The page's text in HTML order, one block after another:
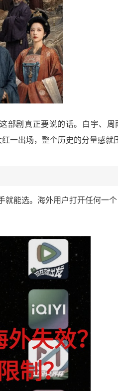
部剧真正要说的话。白宇、
一出场，整个历史的分量感就
能选。海外用户打开任何一